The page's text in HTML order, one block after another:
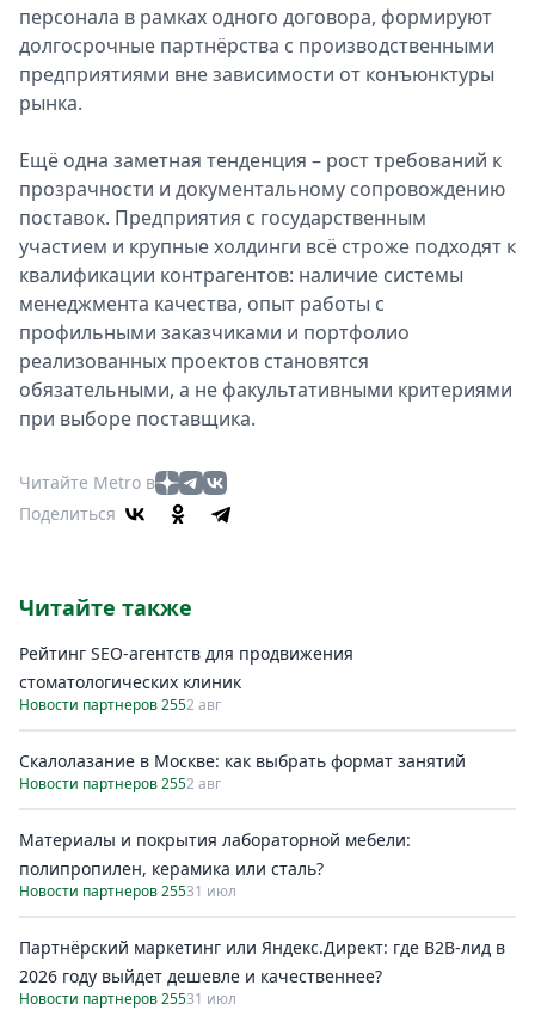
персонала в рамках одного договора, формируют
долгосрочные партнёрства с производственными
предприятиями вне зависимости от конъюнктуры
рынка.
Ещё одна заметная тенденция – рост требований к
прозрачности и документальному сопровождению
поставок. Предприятия с государственным
участием и крупные холдинги всё строже подходят к
квалификации контрагентов: наличие системы
менеджмента качества, опыт работы с
профильными заказчиками и портфолио
реализованных проектов становятся
обязательными, а не факультативными критериями
при выборе поставщика.
Читайте Metro в
Поделиться
Читайте также
Рейтинг SEO-агентств для продвижения
стоматологических клиник
Новости партнеров 2552 авг
Скалолазание в Москве: как выбрать формат занятий
Новости партнеров 2552 авг
Материалы и покрытия лабораторной мебели:
полипропилен, керамика или сталь?
Новости партнеров 25531 июл
Партнёрский маркетинг или Яндекс.Директ: где B2B-лид в
2026 году выйдет дешевле и качественнее?
Новости партнеров 25531 июл